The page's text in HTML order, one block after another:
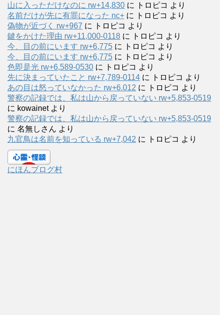
山に入っただけなのに rw+14,830 に トロピコ より
名前だけが先に有罪になった nc+ に トロピコ より
偽物が近づく rw+967 に トロピコ より
鍵をかけた理由 rw+11,000-0118 に トロピコ より
今、目の前にいます rw+6,775 に トロピコ より
今、目の前にいます rw+6,775 に トロピコ より
色即是光 rw+6,589-0530 に トロピコ より
先に決まっていたこと rw+7,789-0114 に トロピコ より
あの目は怒っていなかった rw+6.012 に トロピコ より
警察の記録では、私は山から戻っていない rw+5,853-0519
に kowainetより
警察の記録では、私は山から戻っていない rw+5,853-0519
に 名無しさん より
九官鳥は名前を知っている rw+7,042 に トロピコ より
にほんブログ村